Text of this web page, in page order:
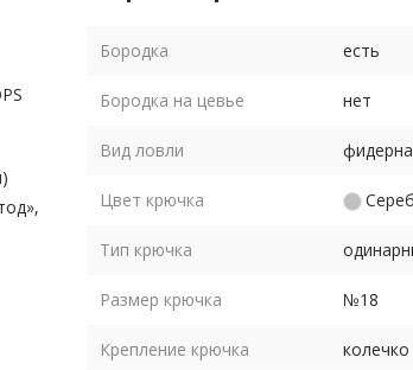
Бородка есть
Бородка на цевье нет
Вид ловли
Цвет крючка
Тип крючка
Размер крючка №18
Крепление крючка колечко